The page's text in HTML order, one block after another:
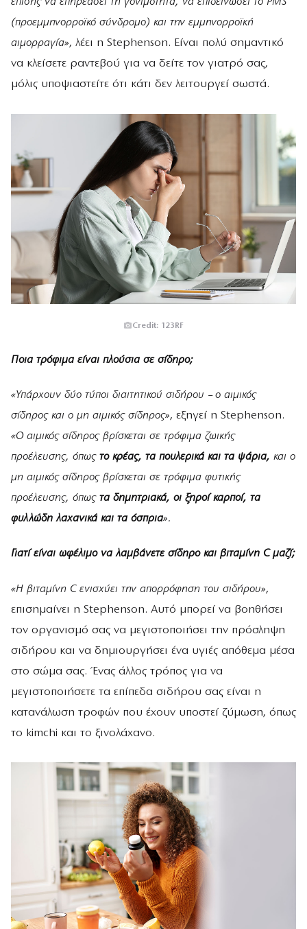
(προεμμηνορροϊκό σύνδρομο) και την εμμηνορροϊκή
αιμορραγία», λέει η Stephenson. Είναι πολύ σημαντικό
να κλείσετε ραντεβού για να δείτε τον γιατρό σας,
μόλις υποψιαστείτε ότι κάτι δεν λειτουργεί σωστά.
Credit: 123RF
Ποια τρόφιμα είναι πλούσια σε σίδηρο;
«Υπάρχουν δύο τύποι διαιτητικού σιδήρου – ο αιμικός
σίδηρος και ο μη αιμικός σίδηρος», εξηγεί η Stephenson.
«Ο αιμικός σίδηρος βρίσκεται σε τρόφιμα ζωικής
προέλευσης, όπως το κρέας, τα πουλερικά και τα ψάρια, και ο
μη αιμικός σίδηρος βρίσκεται σε τρόφιμα φυτικής
προέλευσης, όπως τα δημητριακά, οι ξηροί καρποί, τα
φυλλώδη λαχανικά και τα όσπρια».
Γιατί είναι ωφέλιμο να λαμβάνετε σίδηρο και βιταμίνη C μαζί;
«Η βιταμίνη C ενισχύει την απορρόφηση του σιδήρου»,
επισημαίνει η Stephenson. Αυτό μπορεί να βοηθήσει
τον οργανισμό σας να μεγιστοποιήσει την πρόσληψη
σιδήρου και να δημιουργήσει ένα υγιές απόθεμα μέσα
στο σώμα σας. Ένας άλλος τρόπος για να
μεγιστοποιήσετε τα επίπεδα σιδήρου σας είναι η
κατανάλωση τροφών που έχουν υποστεί ζύμωση, όπως
το kimchi και το ξινολάχανο.